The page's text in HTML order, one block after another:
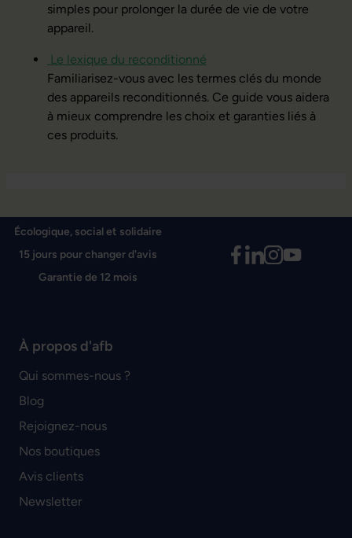
simples pour prolonger la durée de vie de votre
appareil.
Le lexique du reconditionné
Familiarisez-vous avec les termes clés du monde
des appareils reconditionnés. Ce guide vous aidera
à mieux comprendre les choix et garanties liés à
ces produits.
Écologique, social et solidaire
15 jours pour changer d'avis
Garantie de 12 mois
À propos d'afb
Qui sommes-nous ?
Blog
Rejoignez-nous
Nos boutiques
Avis clients
Newsletter